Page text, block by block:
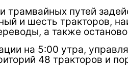
трамвайных путей
и шесть тракторов,
а также
на 5:00 утра,
48 тракторов и